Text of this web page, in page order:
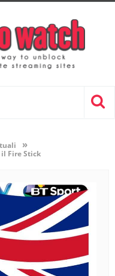
»
Fire Stick